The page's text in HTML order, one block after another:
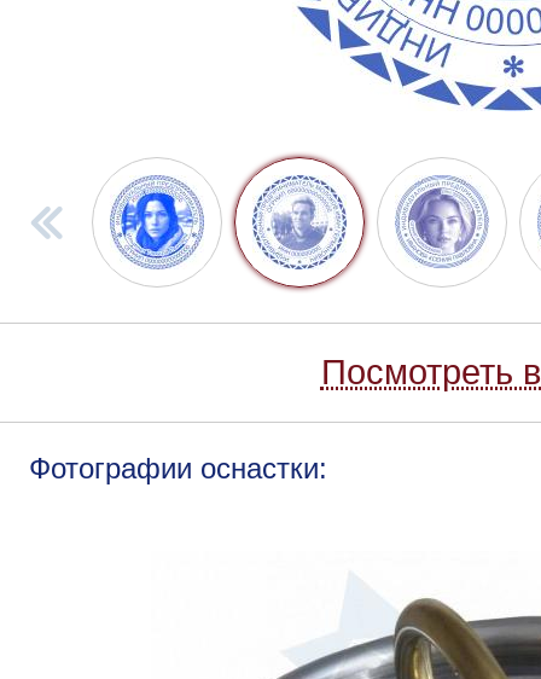
Посмотреть
Фотографии оснастки: